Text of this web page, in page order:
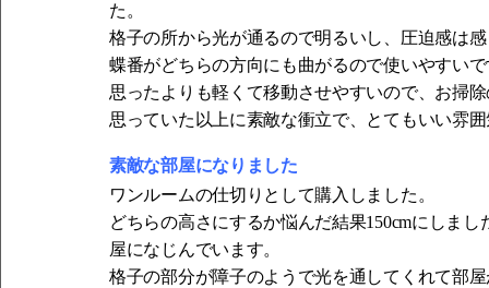
た。
格子の所から光が通るので明るいし、圧迫感は
蝶番がどちらの方向にも曲がるので使いやすい
思ったよりも軽くて移動させやすいので、お掃
思っていた以上に素敵な衝立で、とてもいい雰
素敵な部屋になりました
ワンルームの仕切りとして購入しました。
どちらの高さにするか悩んだ結果150cmにしま
屋になじんでいます。
格子の部分が障子のようで光を通してくれて部